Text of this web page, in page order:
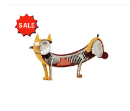
SALE